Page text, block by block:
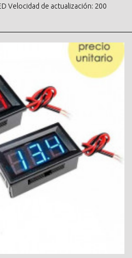
Velocidad de actualización: 200